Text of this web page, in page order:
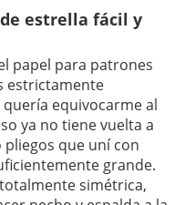
estrella fácil y
papel para patrones
estrictamente
equivocarme al
ya no tiene vuelta a
que uní con
grande.
simétrica,